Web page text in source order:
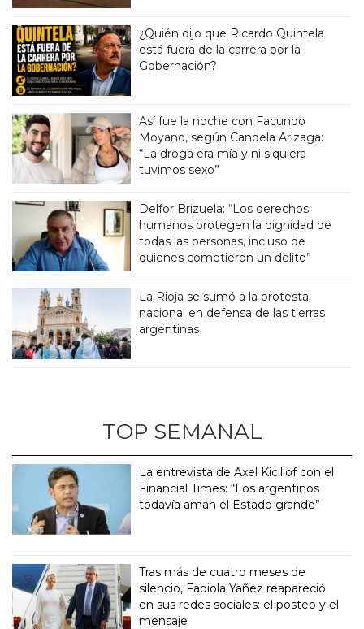
¿Quién dijo que Ricardo Quintela
está fuera de la carrera por la
Gobernación?
Así fue la noche con Facundo
Moyano, según Candela Arizaga:
“La droga era mía y ni siquiera
tuvimos sexo”
Delfor Brizuela: “Los derechos
humanos protegen la dignidad de
todas las personas, incluso de
quienes cometieron un delito”
La Rioja se sumó a la protesta
nacional en defensa de las tierras
argentinas
TOP SEMANAL
La entrevista de Axel Kicillof con el
Financial Times: “Los argentinos
todavía aman el Estado grande”
Tras más de cuatro meses de
silencio, Fabiola Yañez reapareció
en sus redes sociales: el posteo y el
mensaje